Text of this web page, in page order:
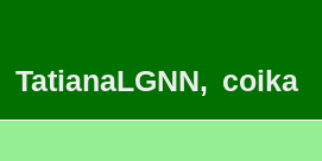
TatianaLGNN, coika